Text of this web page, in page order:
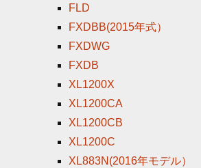
FLD
FXDBB(2015年式）
FXDWG
FXDB
XL1200X
XL1200CA
XL1200CB
XL1200C
XL883N(2016年モデル）